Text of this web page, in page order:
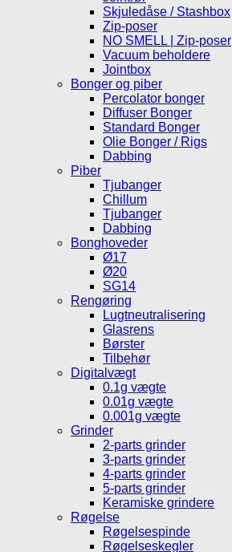
Skjuledåse / Stashbox
Zip-poser
NO SMELL | Zip-poser
Vacuum beholdere
Jointbox
Bonger og piber
Percolator bonger
Diffuser Bonger
Standard Bonger
Olie Bonger / Rigs
Dabbing
Piber
Tjubanger
Chillum
Tjubanger
Dabbing
Bonghoveder
Ø17
Ø20
SG14
Rengøring
Lugtneutralisering
Glasrens
Børster
Tilbehør
Digitalvægt
0.1g vægte
0.01g vægte
0.001g vægte
Grinder
2-parts grinder
3-parts grinder
4-parts grinder
5-parts grinder
Keramiske grindere
Røgelse
Røgelsespinde
Røgelseskegler